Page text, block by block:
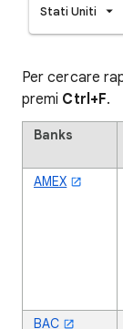
Stati Uniti
Per cercare
premi Ctrl+F.
Banks
AMEX
BAC